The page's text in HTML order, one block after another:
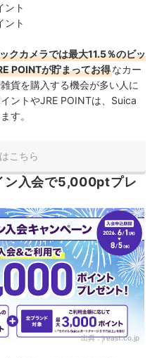
ント
ント
クカメラでは最大11.5％のビッ
POINTが貯まってお得なカー
貨を購入する機会が多い人に
ントやJRE POINTは、Suica
す。
こちら
ン入会で5,000ptプレ
出典：jreast.co.jp